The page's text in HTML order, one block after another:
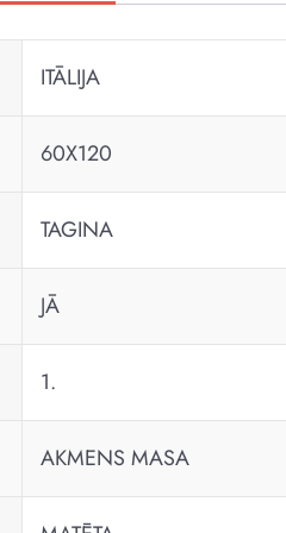
ITĀLIJA
60X120
TAGINA
JĀ
1.
AKMENS MASA